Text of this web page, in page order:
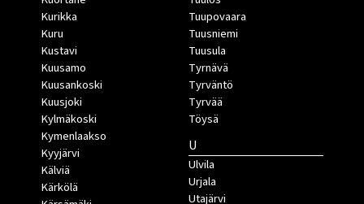
Kurikka
Kuru
Kustavi
Kuusamo
Kuusankoski
Kuusjoki
Kylmäkoski
Kymenlaakso
Kyyjärvi
Kälviä
Kärkölä
Tuupovaara
Tuusniemi
Tuusula
Tyrnävä
Tyrväntö
Tyrvää
Töysä
U
Ulvila
Urjala
Utajärvi